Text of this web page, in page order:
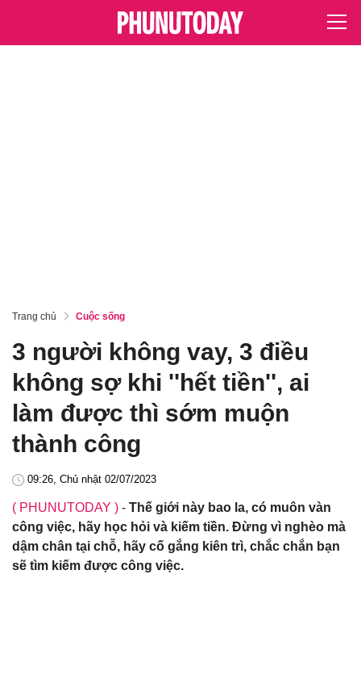
Trang chủ Cuộc sống
3 người không vay, 3 điều
không sợ khi ''hết tiền'', ai
làm được thì sớm muộn
thành công
09:26, Chủ nhật 02/07/2023
( PHUNUTODAY ) - Thế giới này bao la, có muôn vàn
công việc, hãy học hỏi và kiếm tiền. Đừng vì nghèo mà
dậm chân tại chỗ, hãy cố gắng kiên trì, chắc chắn bạn
sẽ tìm kiếm được công việc.